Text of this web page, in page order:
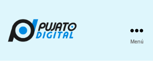
Menú